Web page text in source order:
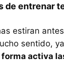
de entrenar
estiran
sentido,
activa